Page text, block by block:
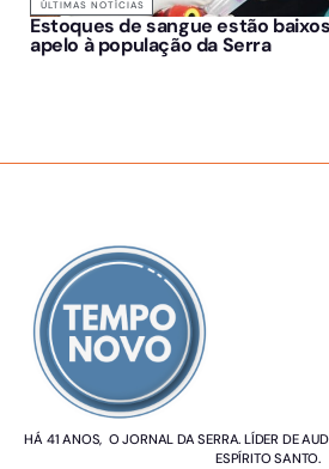
ÚLTIMAS NOTÍCIAS
Estoques de sangue estão
apelo à população da Serra
HÁ 41 ANOS, O JORNAL DA SERRA. LÍDER DE
ESPÍRITO SANTO.